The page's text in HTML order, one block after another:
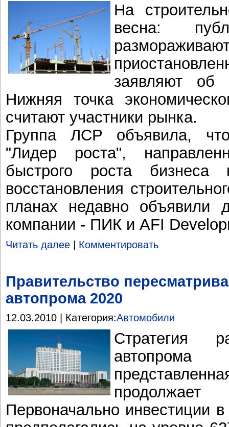
На
весна:
заявляют об
Нижняя точка
считают участники рынка.
Группа ЛСР объявила,
"Лидер роста",
быстрого роста
восстановления
планах недавно объявили
компании - ПИК и AFI
Читать далее | Комментировать
Правительство
автопрома 2020
12.03.2010 | Категория:Автомобили
Стратегия
Первоначально инвестиции